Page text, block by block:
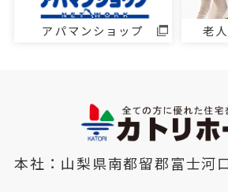
アパマンショップ 老
本社：山梨県南都留郡富士河